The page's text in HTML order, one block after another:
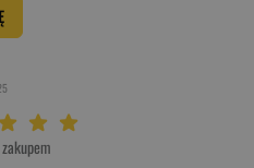
Twoja ocena: Arcydzieło 10/10"
Twoja ocena: Wybitna 9/10"
Twoja ocena: Rewelacyjna 8/10"
ocena: Bardzo dobra 7/10"
Dobra 6/10"
5/10"
4/10"